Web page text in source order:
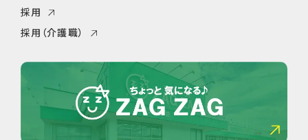
採用
採用（介護職）